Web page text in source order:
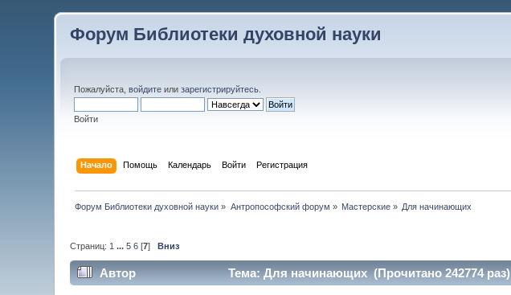
Форум Библиотеки духовной науки
Пожалуйста,войдите илизарегистрируйтесь
Войти
Начало Помощь Календарь Войти Регистрация
Форум Библиотеки духовной науки » Антропософский форум » Мастерские » Для начинающих
Страниц: 1 ...5 6 [7] Вниз
Автор Тема: Для начинающих (Прочитано 242774 раз)